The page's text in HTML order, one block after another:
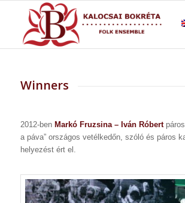
Winners
2012-ben Markó Fruzsina – Iván Róbert
a páva” országos vetélkedőn, szóló és páros
helyezést ért el.